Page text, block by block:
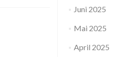
Juni 2025
Mai 2025
April 2025